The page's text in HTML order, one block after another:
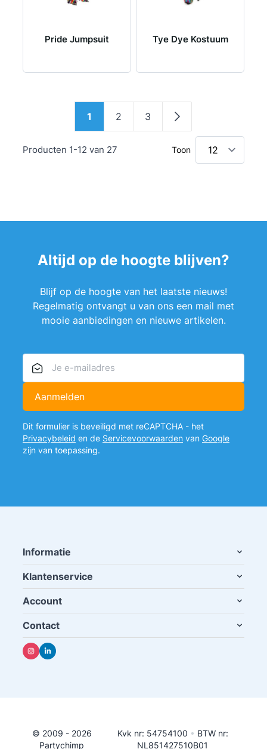
Pride Jumpsuit Tye Dye Kostuum
Producten 1-12 van 27
U lees momenteel pagina
1 Pagina
2 Pagina
3 Pagina
Toon
Altijd op de hoogte blijven?
Blijf op de hoogte van het laatste nieuws!
Regelmatig ontvangt u van ons een mail met
mooie aanbiedingen en nieuwe artikelen.
Aanmelden
Dit formulier is beveiligd met reCAPTCHA - het
Privacybeleid en de Servicevoorwaarden van Google
zijn van toepassing.
Informatie
Klantenservice
Account
Contact
© 2009 - 2026
Partychimp
Kvk nr: 54754100 • BTW nr:
NL851427510B01